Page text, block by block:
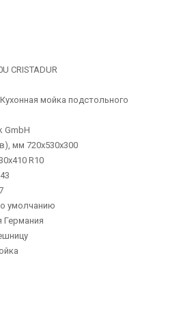
CRISTADUR
мойка подстольного
GmbH
мм 720х530х300
R10
умолчанию
Германия